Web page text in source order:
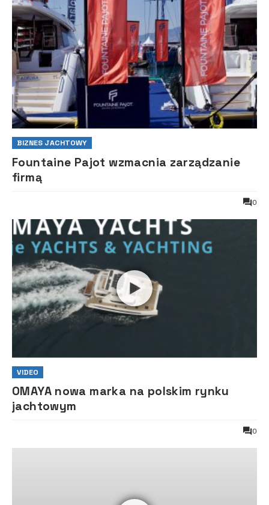
BIZNES JACHTOWY
Fountaine Pajot wzmacnia zarządzanie
firmą
0
VIDEO
OMAYA nowa marka na polskim rynku
jachtowym
0